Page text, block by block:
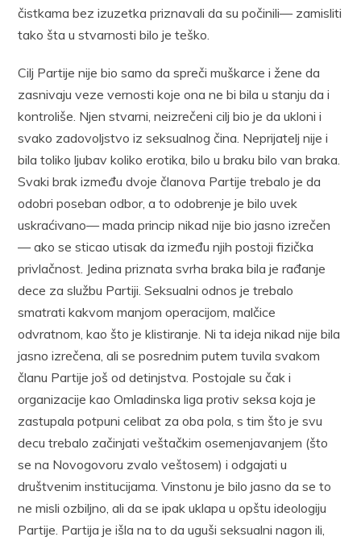
čistkama bez izuzetka priznavali da su počinili— zamisliti
tako šta u stvarnosti bilo je teško.
Cilj Partije nije bio samo da spreči muškarce i žene da
zasnivaju veze vernosti koje ona ne bi bila u stanju da i
kontroliše. Njen stvarni, neizrečeni cilj bio je da ukloni i
svako zadovoljstvo iz seksualnog čina. Neprijatelj nije i
bila toliko ljubav koliko erotika, bilo u braku bilo van braka.
Svaki brak između dvoje članova Partije trebalo je da
odobri poseban odbor, a to odobrenje je bilo uvek
uskraćivano— mada princip nikad nije bio jasno izrečen
— ako se sticao utisak da između njih postoji fizička
privlačnost. Jedina priznata svrha braka bila je rađanje
dece za službu Partiji. Seksualni odnos je trebalo
smatrati kakvom manjom operacijom, malčice
odvratnom, kao što je klistiranje. Ni ta ideja nikad nije bila
jasno izrečena, ali se posrednim putem tuvila svakom
članu Partije još od detinjstva. Postojale su čak i
organizacije kao Omladinska liga protiv seksa koja je
zastupala potpuni celibat za oba pola, s tim što je svu
decu trebalo začinjati veštačkim osemenjavanjem (što
se na Novogovoru zvalo veštosem) i odgajati u
društvenim institucijama. Vinstonu je bilo jasno da se to
ne misli ozbiljno, ali da se ipak uklapa u opštu ideologiju
Partije. Partija je išla na to da uguši seksualni nagon ili,